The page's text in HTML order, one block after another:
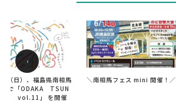
（日）、福島県南相馬
高で「ODAKA TSUN
市 vol.11」 を開催
＼南相馬フェス mini 開催！／
‹